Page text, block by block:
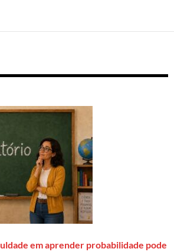
em aprender probabilidade pode